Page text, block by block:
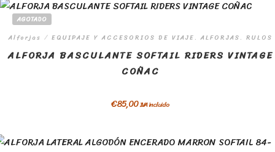
AGOTADO
Alforjas / EQUIPAJE Y ACCESORIOS DE VIAJE. ALFORJAS. RULOS
ALFORJA BASCULANTE SOFTAIL RIDERS VINTAGE
COÑAC
€85,00IVA incluido